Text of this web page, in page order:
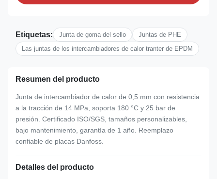
Etiquetas: Junta de goma del sello
Juntas de PHE
Las juntas de los intercambiadores de calor tranter de EPDM
Resumen del producto
Junta de intercambiador de calor de 0,5 mm con resistencia
a la tracción de 14 MPa, soporta 180 °C y 25 bar de
presión. Certificado ISO/SGS, tamaños personalizables,
bajo mantenimiento, garantía de 1 año. Reemplazo
confiable de placas Danfoss.
Detalles del producto